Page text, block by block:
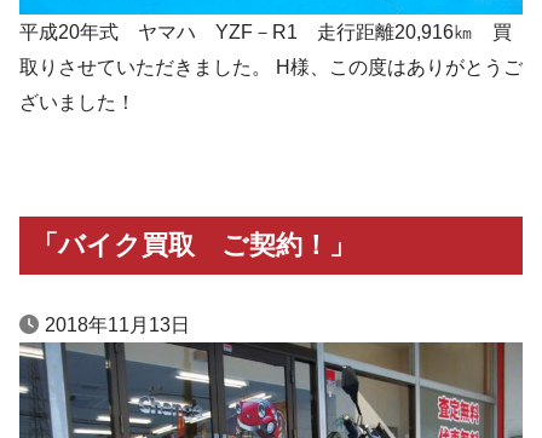
平成20年式 ヤマハ YZF－R1 走行距離20,916㎞ 買
取りさせていただきました。 H様、この度はありがとうご
ざいました！
「バイク買取 ご契約！」
2018年11月13日